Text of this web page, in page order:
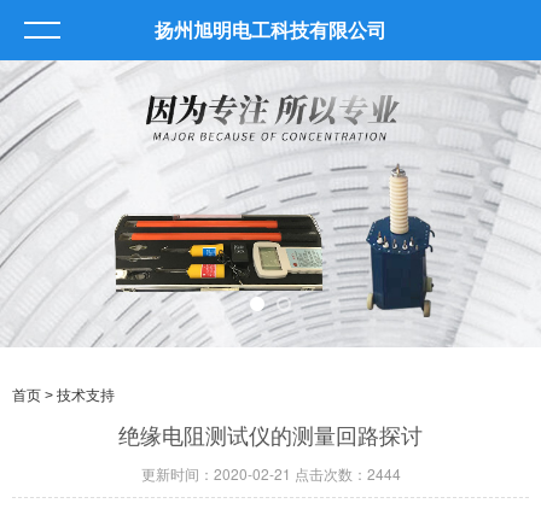
扬州旭明电工科技有限公司
首页 > 技术支持
绝缘电阻测试仪的测量回路探讨
更新时间：2020-02-21 点击次数：2444